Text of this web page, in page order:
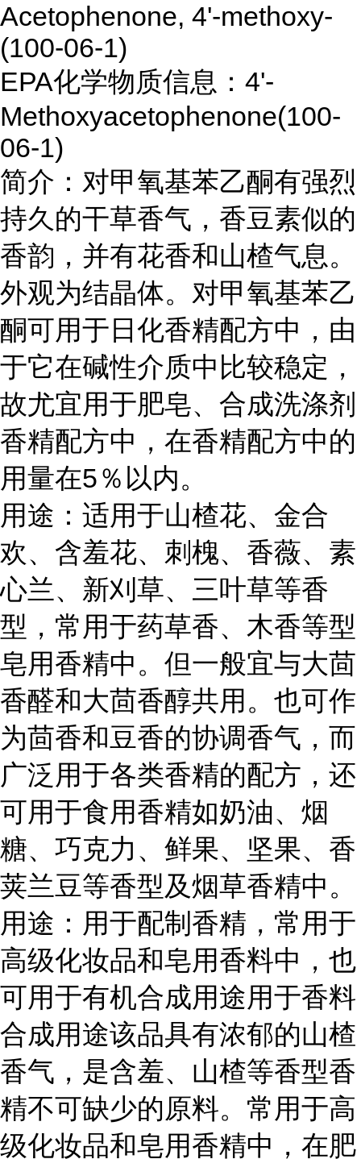
Acetophenone, 4'-methoxy-
(100-06-1)
EPA化学物质信息：4'-
Methoxyacetophenone(100-
06-1)
简介：对甲氧基苯乙酮有强烈
持久的干草香气，香豆素似的
香韵，并有花香和山楂气息。
外观为结晶体。对甲氧基苯乙
酮可用于日化香精配方中，由
于它在碱性介质中比较稳定，
故尤宜用于肥皂、合成洗涤剂
香精配方中，在香精配方中的
用量在5％以内。
用途：适用于山楂花、金合
欢、含羞花、刺槐、香薇、素
心兰、新刈草、三叶草等香
型，常用于药草香、木香等型
皂用香精中。但一般宜与大茴
香醛和大茴香醇共用。也可作
为茴香和豆香的协调香气，而
广泛用于各类香精的配方，还
可用于食用香精如奶油、烟
糖、巧克力、鲜果、坚果、香
荚兰豆等香型及烟草香精中。
用途：用于配制香精，常用于
高级化妆品和皂用香料中，也
可用于有机合成用途用于香料
合成用途该品具有浓郁的山楂
香气，是含羞、山楂等香型香
精不可缺少的原料。常用于高
级化妆品和皂用香精中，在肥